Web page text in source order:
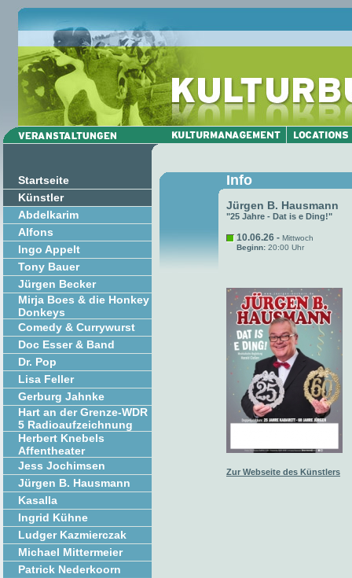
Startseite
Künstler
Abdelkarim
Alfons
Ingo Appelt
Tony Bauer
Jürgen Becker
Mirja Boes & die Honkey
Donkeys
Comedy & Currywurst
Doc Esser & Band
Dr. Pop
Lisa Feller
Gerburg Jahnke
Hart an der Grenze-WDR
5 Radioaufzeichnung
Herbert Knebels
Affentheater
Jess Jochimsen
Jürgen B. Hausmann
Kasalla
Ingrid Kühne
Ludger Kazmierczak
Michael Mittermeier
Patrick Nederkoorn
Info
Jürgen B. Hausmann
"25 Jahre - Dat is e Ding!"
10.06.26 - Mittwoch
Beginn: 20:00 Uhr
Zur Webseite des Künstlers